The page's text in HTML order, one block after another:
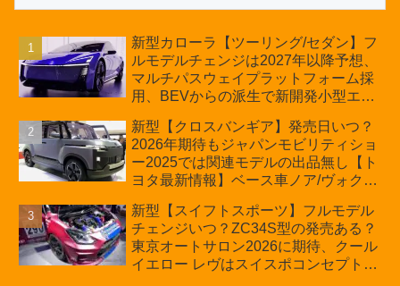
新型カローラ【ツーリング/セダン】フ
ルモデルチェンジは2027年以降予想、
マルチパスウェイプラットフォーム採
用、BEVからの派生で新開発小型エン
の採用は無しか【トヨタ最新情報】60
周年記念車発売
新型【クロスバンギア】発売日いつ？
2026年期待もジャパンモビリティショ
ー2025では関連モデルの出品無し【ト
ヨタ最新情報】ベース車ノア/ヴォクシ
ほか「コア」と「ツール」、デリカ
D:5対抗のクロスオーバーSUVミニバ
ン
新型【スイフトスポーツ】フルモデル
チェンジいつ？ZC34S型の発売ある？
東京オートサロン2026に期待、クール
イエロー レヴはスイスポコンセプト